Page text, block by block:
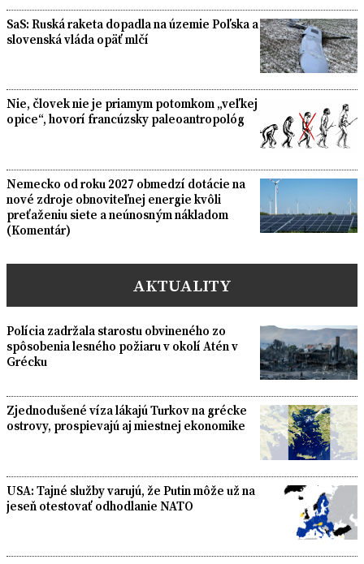
SaS: Ruská raketa dopadla na územie Poľska a
slovenská vláda opäť mlčí
Nie, človek nie je priamym potomkom „veľkej
opice“, hovorí francúzsky paleoantropológ
Nemecko od roku 2027 obmedzí dotácie na
nové zdroje obnoviteľnej energie kvôli
preťaženiu siete a neúnosným nákladom
(Komentár)
AKTUALITY
Polícia zadržala starostu obvineného zo
spôsobenia lesného požiaru v okolí Atén v
Grécku
Zjednodušené víza lákajú Turkov na grécke
ostrovy, prospievajú aj miestnej ekonomike
USA: Tajné služby varujú, že Putin môže už na
jeseň otestovať odhodlanie NATO